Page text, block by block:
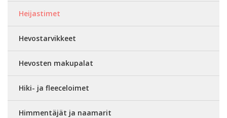
Heijastimet
Hevostarvikkeet
Hevosten makupalat
Hiki- ja fleeceloimet
Himmentäjät ja naamarit